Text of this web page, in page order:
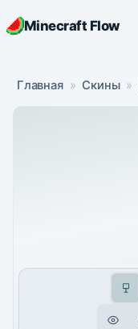
Minecraft Flow
Главная » Скины »